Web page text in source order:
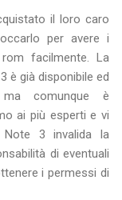
il loro caro
per avere i
facilmente. La
è già disponibile ed
comunque è
ai più esperti e vi
3 invalida la
di eventuali
i permessi di